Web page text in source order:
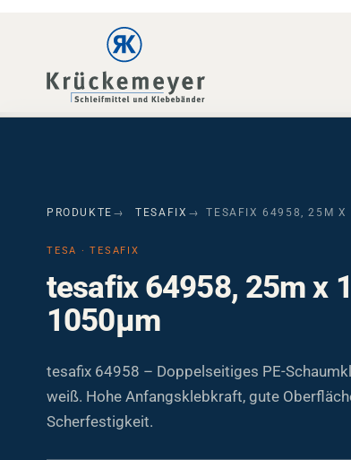
PRODUKTE TESAFIX TESAFIX 64958, 25M
tesafix 64958, 25m x
1050µm
tesafix 64958 – Doppelseitiges PE-
weiß. Hohe Anfangsklebkraft, gute
Scherfestigkeit.